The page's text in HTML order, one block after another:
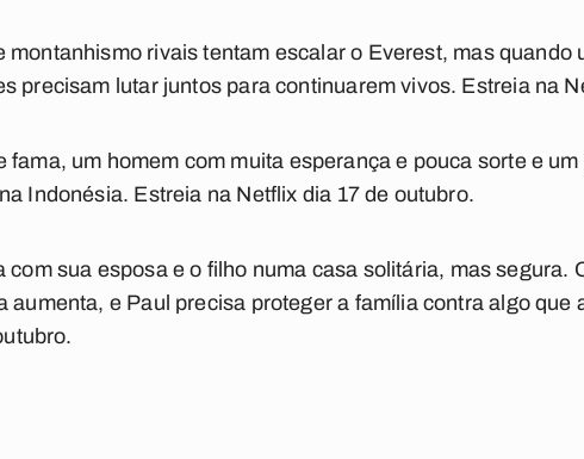
montanhismo rivais tentam escalar o Everest, mas quando
precisam lutar juntos para continuarem vivos. Estreia na
fama, um homem com muita esperança e pouca sorte e
Indonésia. Estreia na Netflix dia 17 de outubro.
com sua esposa e o filho numa casa solitária, mas segura.
aumenta, e Paul precisa proteger a família contra algo que